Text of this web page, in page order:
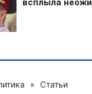
» Статьи